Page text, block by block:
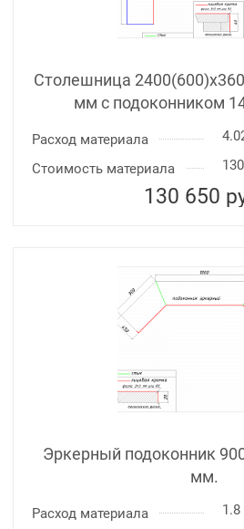
Столешница
мм с подоконником
Расход материала
Стоимость материала
130 650
Эркерный подоконник
мм.
Расход материала
1.8